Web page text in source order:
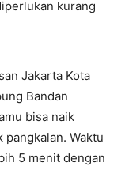
kurang
Jakarta Kota
Bandan
bisa naik
Waktu
5 menit dengan